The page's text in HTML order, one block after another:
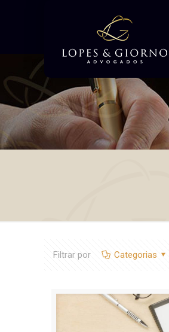
Filtrar por Categorias